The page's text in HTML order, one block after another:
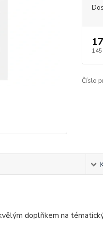
145
Číslo
doplňkem na